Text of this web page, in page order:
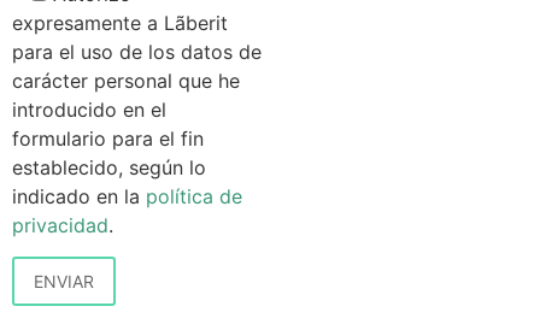
expresamente a Lãberit
para el uso de los datos de
carácter personal que he
introducido en el
formulario para el fin
establecido, según lo
indicado en la política de
privacidad.